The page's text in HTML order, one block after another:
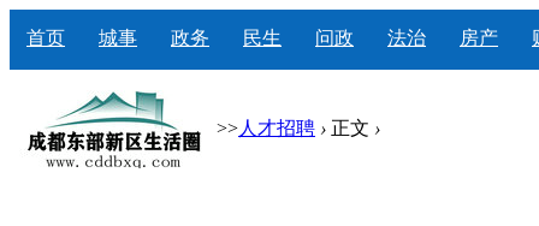
首页 城事 政务 民生 问政 法治 房产
>>人才招聘 › 正文 ›